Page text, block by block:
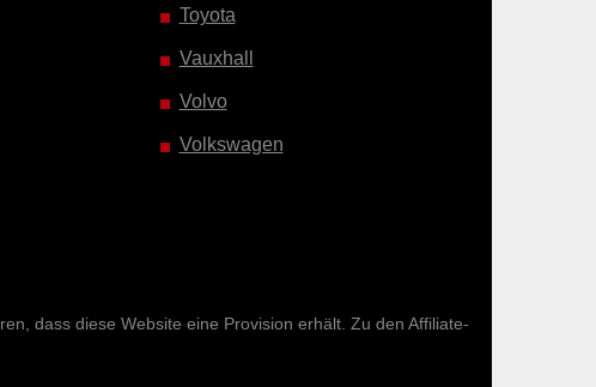
Toyota
Vauxhall
Volvo
Volkswagen
dass diese Website eine Provision erhält. Zu den Affiliate-